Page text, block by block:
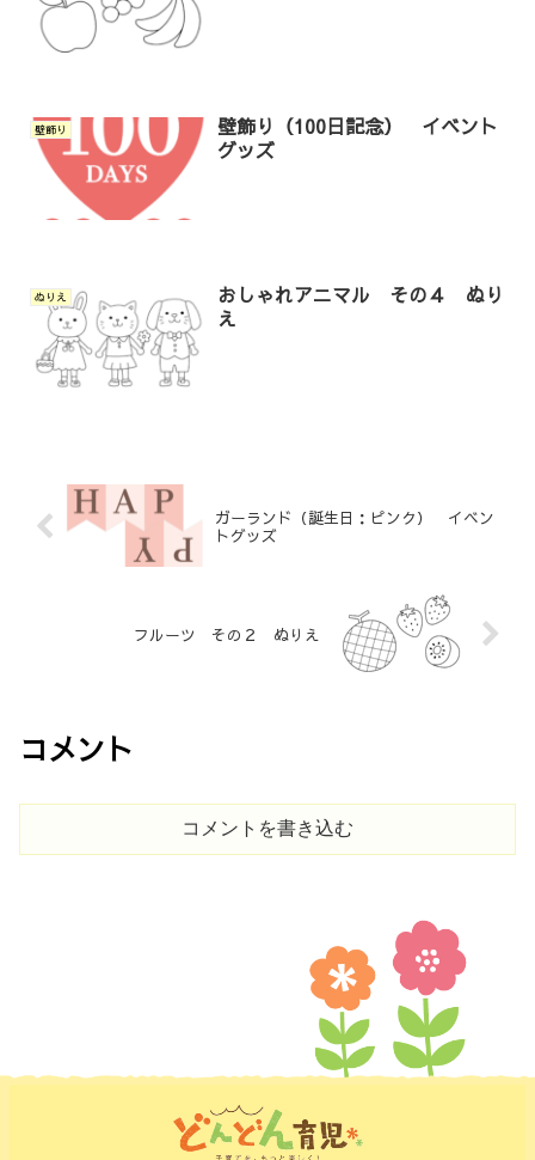
壁飾り
壁飾り（100日記念） イベント
グッズ
ぬりえ
おしゃれアニマル その４ ぬり
え
ガーランド（誕生日：ピンク） イベン
トグッズ
フルーツ その２ ぬりえ
コメント
コメントを書き込む